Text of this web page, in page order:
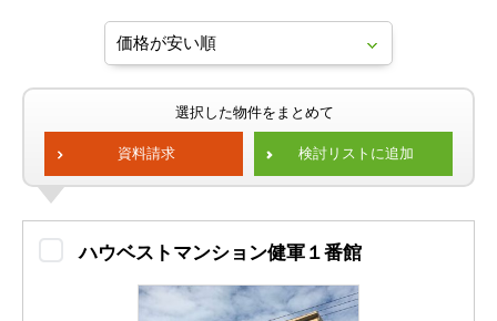
選択した物件をまとめて
資料請求 検討リストに追加
ハウベストマンション健軍１番館